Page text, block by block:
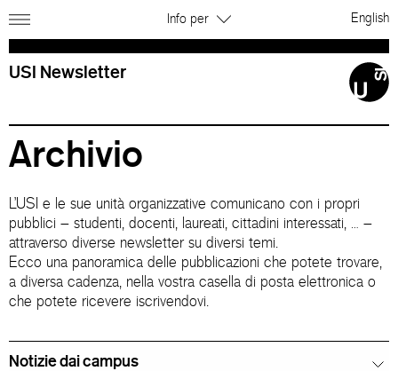
USI Newsletter
Info per English
Archivio
L’USI e le sue unità organizzative comunicano con i propri
pubblici – studenti, docenti, laureati, cittadini interessati, … –
attraverso diverse newsletter su diversi temi.
Ecco una panoramica delle pubblicazioni che potete trovare,
a diversa cadenza, nella vostra casella di posta elettronica o
che potete ricevere iscrivendovi.
Notizie dai campus